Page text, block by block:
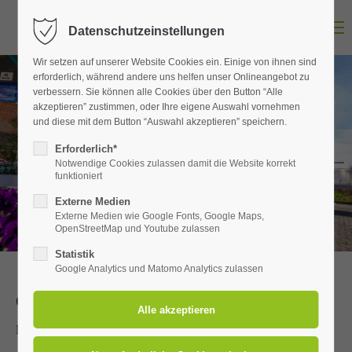
Login
Benutzername
Passwort
Anmelden
Register|Lost your password?
Lorem ipsum dolor sit amet:
Kontakt
GEMEINSAM. WACHSEN. LEBEN.
Öffnungszeiten
Mo & Di:Geschlossen!
Datenschutzeinstellungen
Wir setzen auf unserer Website Cookies ein. Einige von ihnen sind
erforderlich, während andere uns helfen unser Onlineangebot zu
verbessern. Sie können alle Cookies über den Button “Alle
akzeptieren” zustimmen, oder Ihre eigene Auswahl vornehmen
und diese mit dem Button “Auswahl akzeptieren” speichern.
Erforderlich*
Notwendige Cookies zulassen damit die Website korrekt
funktioniert
Externe Medien
Externe Medien wie Google Fonts, Google Maps,
OpenStreetMap und Youtube zulassen
Statistik
Google Analytics und Matomo Analytics zulassen